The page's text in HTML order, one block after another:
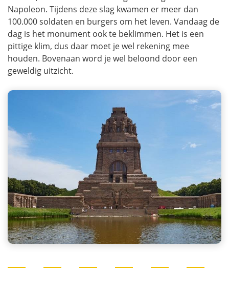
Napoleon. Tijdens deze slag kwamen er meer dan
100.000 soldaten en burgers om het leven. Vandaag de
dag is het monument ook te beklimmen. Het is een
pittige klim, dus daar moet je wel rekening mee
houden. Bovenaan word je wel beloond door een
geweldig uitzicht.